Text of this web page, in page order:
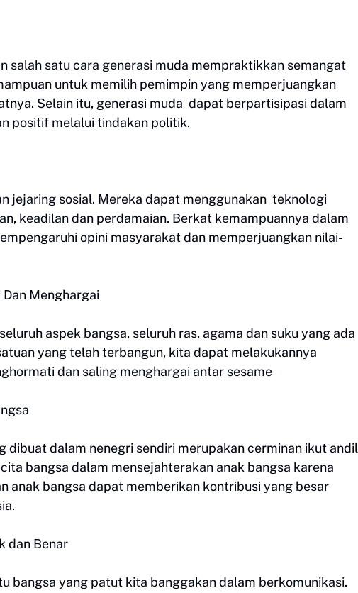
salah satu cara generasi muda mempraktikkan semangat
untuk memilih pemimpin yang memperjuangkan
Selain itu, generasi muda dapat berpartisipasi dalam
positif melalui tindakan politik.
jejaring sosial. Mereka dapat menggunakan teknologi
keadilan dan perdamaian. Berkat kemampuannya dalam
opini masyarakat dan memperjuangkan nilai-
Menghargai
aspek bangsa, seluruh ras, agama dan suku yang ada
yang telah terbangun, kita dapat melakukannya
dan saling menghargai antar sesame
dalam nenegri sendiri merupakan cerminan ikut andil
bangsa dalam mensejahterakan anak bangsa karena
anak bangsa dapat memberikan kontribusi yang besar
dan Benar
bangsa yang patut kita banggakan dalam berkomunikasi.